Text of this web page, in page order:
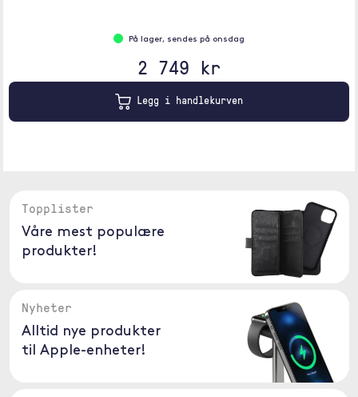
På lager, sendes på onsdag
2 749 kr
Legg i handlekurven
Topplister
Våre mest populære
produkter!
Nyheter
Alltid nye produkter
til Apple-enheter!